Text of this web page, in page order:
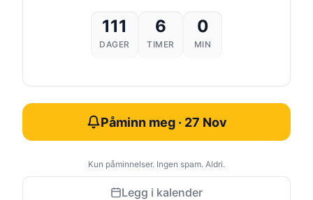
111
DAGER
6
TIMER
0
MIN
Påminn meg · 27 Nov
Kun påminnelser. Ingen spam. Aldri.
Legg i kalender